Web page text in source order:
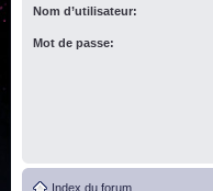
Nom d’utilisateur:
Mot de passe:
Index du forum